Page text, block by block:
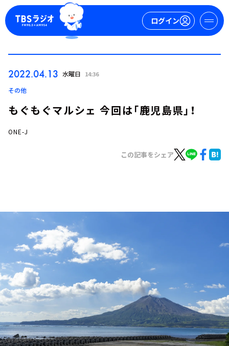
ログイン
トピックス
TBS Podcast
お知らせ
イベント・グッズ
YouTube
会社情報
2022.04.13 水曜日 14:36
その他
もぐもぐマルシェ 今回は「鹿児島県」！
ONE-J
この記事をシェア